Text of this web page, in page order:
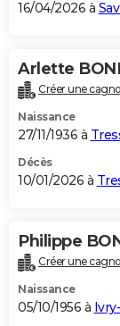
BONS PLANS
Carte de Noël
Carte Bonne année
Carte Saint-
Carte Pâques
Carte
DICTIONNAIRE
Dictionnaire
Biographies
Citations
Expressions
Proverbes
PROGRAMME TV
S'inscrire
Se connecter
Lycées
Collèges
Primaires
Universités
Entreprises
Service militaire
Avis de recherche
AVIS DE DÉCÈS
Bricolage
Lifestyle
Culture
Sport
Auto
Television
Voyage
Cinema
16/04/2026 à
Arlette
Créer une
Naissance
27/11/1936 à
Décès
10/01/2026 à
Philippe
Créer une
Naissance
05/10/1956 à